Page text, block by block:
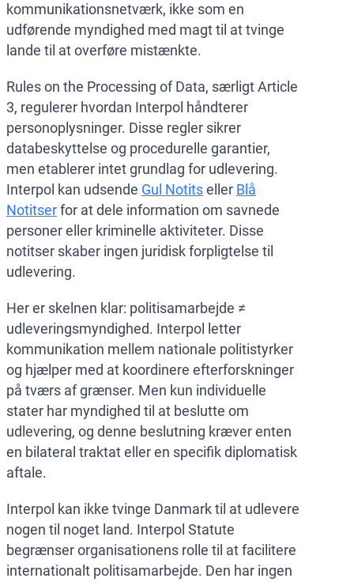
kommunikationsnetværk, ikke som en
udførende myndighed med magt til at tvinge
lande til at overføre mistænkte.
Rules on the Processing of Data, særligt Article
3, regulerer hvordan Interpol håndterer
personoplysninger. Disse regler sikrer
databeskyttelse og procedurelle garantier,
men etablerer intet grundlag for udlevering.
Interpol kan udsende Gul Notitseller Blå
Notitserfor at dele information om savnede
personer eller kriminelle aktiviteter. Disse
notitser skaber ingen juridisk forpligtelse til
udlevering.
Her er skelnen klar: politisamarbejde ≠
udleveringsmyndighed. Interpol letter
kommunikation mellem nationale politistyrker
og hjælper med at koordinere efterforskninger
på tværs af grænser. Men kun individuelle
stater har myndighed til at beslutte om
udlevering, og denne beslutning kræver enten
en bilateral traktat eller en specifik diplomatisk
aftale.
Interpol kan ikke tvinge Danmark til at udlevere
nogen til noget land. Interpol Statute
begrænser organisationens rolle til at facilitere
internationalt politisamarbejde. Den har ingen